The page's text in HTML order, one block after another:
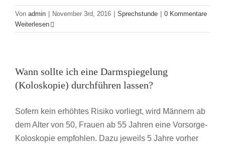
Von admin November 3rd, 2016 Sprechstunde
0 Kommentare
Weiterlesen
Wann sollte ich eine Darmspiegelung
(Koloskopie) durchführen lassen?
Sofern kein erhöhtes Risiko vorliegt, wird Männern ab
dem Alter von 50, Frauen ab 55 Jahren eine Vorsorge-
Koloskopie empfohlen. Dazu jeweils 5 Jahre vorher